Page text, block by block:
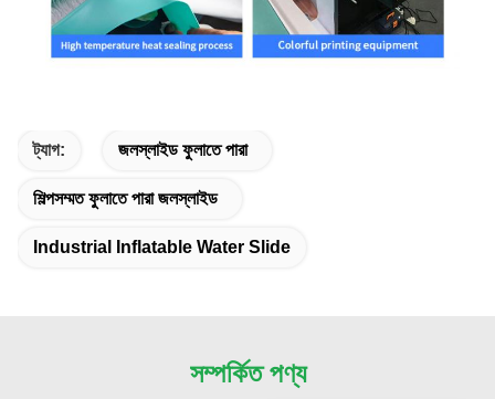
ট্যাগ: জলস্লাইড ফুলাতে পারা
শিল্পসম্মত ফুলাতে পারা জলস্লাইড
Industrial Inflatable Water Slide
সম্পর্কিত পণ্য